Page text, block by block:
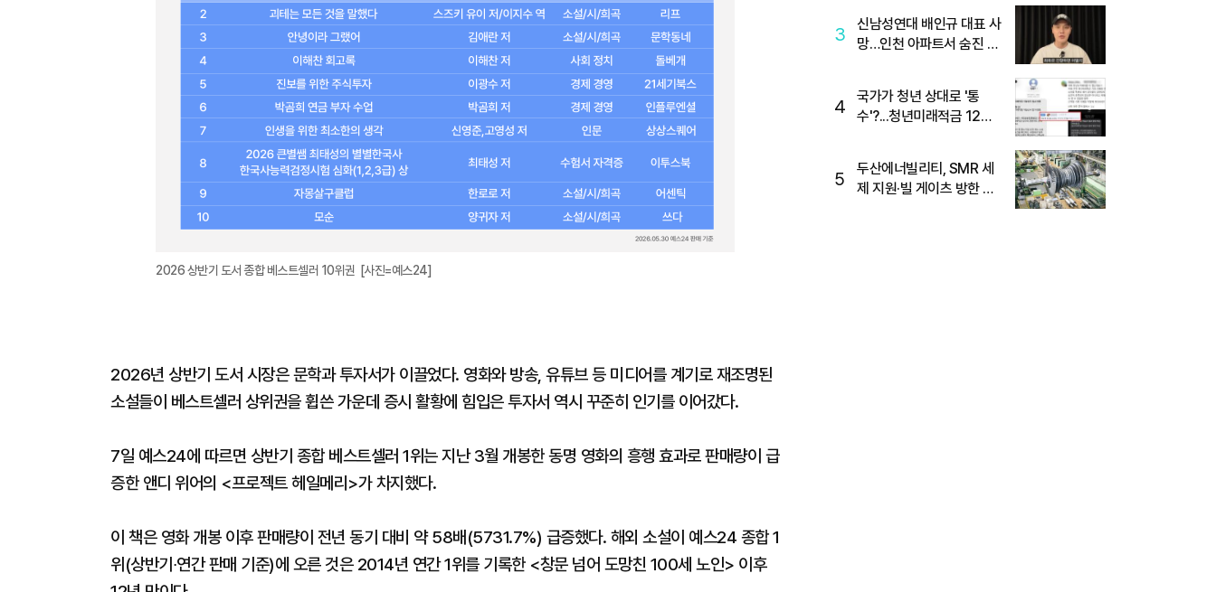
2026 상반기 도서 종합 베스트셀러 10위권 [사진=예스24]
2026년 상반기 도서 시장은 문학과 투자서가 이끌었다. 영화와 방송, 유튜브 등 미디어를 계기로 재조명된
소설들이 베스트셀러 상위권을 휩쓴 가운데 증시 활황에 힘입은 투자서 역시 꾸준히 인기를 이어갔다.
7일 예스24에 따르면 상반기 종합 베스트셀러 1위는 지난 3월 개봉한 동명 영화의 흥행 효과로 판매량이 급
증한 앤디 위어의 <프로젝트 헤일메리>가 차지했다.
이 책은 영화 개봉 이후 판매량이 전년 동기 대비 약 58배(5731.7%) 급증했다. 해외 소설이 예스24 종합 1
위(상반기∙연간 판매 기준)에 오른 것은 2014년 연간 1위를 기록한 <창문 넘어 도망친 100세 노인> 이후
3
신남성연대 배인규 대표 사
망…인천 아파트서 숨진 채
4
국가가 청년 상대로 '통
수'?...청년미래적금 12%
5
두산에너빌리티, SMR 세
제 지원·빌 게이츠 방한 기